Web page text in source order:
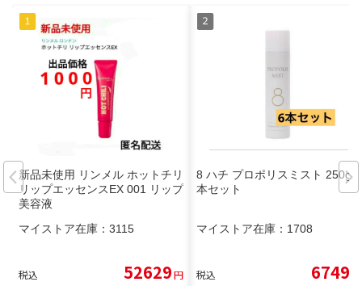
新品未使用 リンメル ホットチリ
リップエッセンスEX 001 リップ
美容液
マイストア在庫： 3115
税込 52629円
8 ハチ プロポリスミスト 250g 6
本セット
マイストア在庫： 1708
税込 6749